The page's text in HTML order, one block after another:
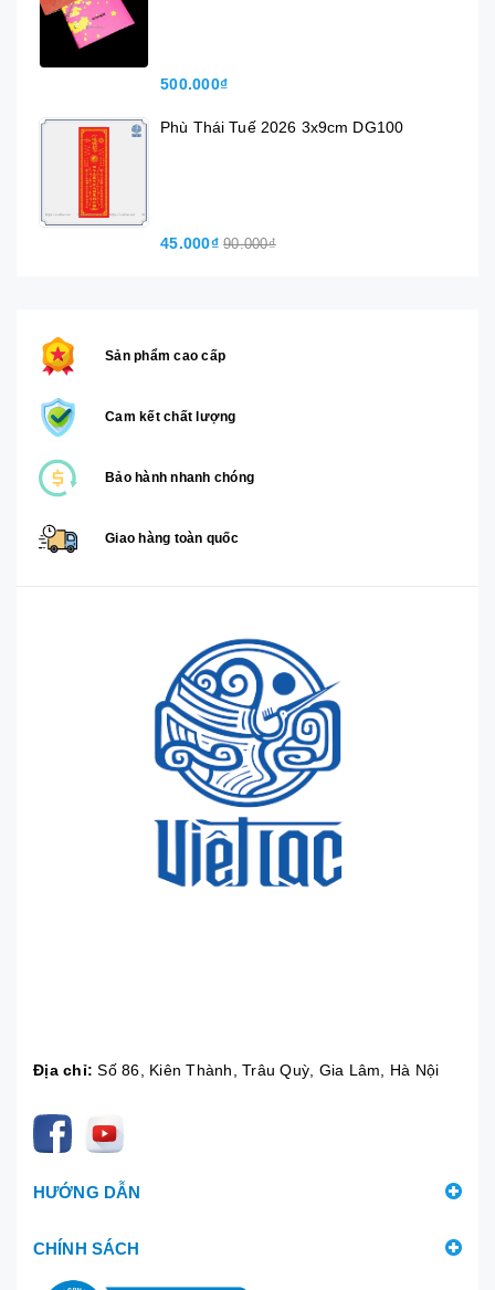
500.000₫
Phù Thái Tuế 2026 3x9cm DG100
45.000₫ 90.000₫
Sản phẩm cao cấp
Cam kết chất lượng
Bảo hành nhanh chóng
Giao hàng toàn quốc
Địa chỉ: Số 86, Kiên Thành, Trâu Quỳ, Gia Lâm, Hà Nội
HƯỚNG DẪN
CHÍNH SÁCH